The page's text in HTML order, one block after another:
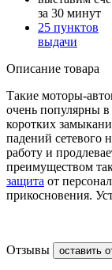
за 30 минут
25 пунктов
выдачи
Описание товара
Такие моторы-
очень популярны
коротких
падений сетевого
работу и
преимуществом
защита от
прикосновения.
Отзывы оставить